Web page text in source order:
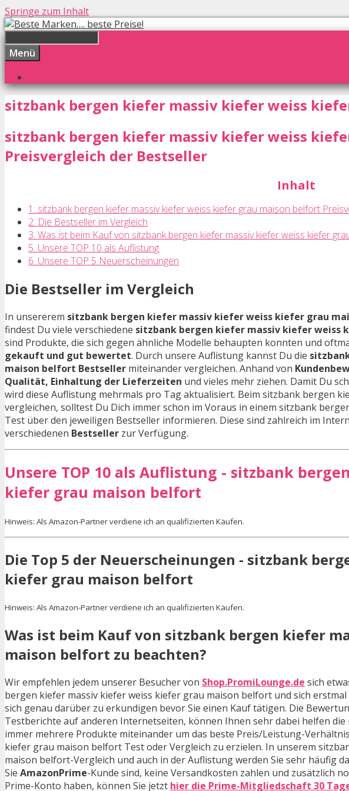
Springe zum Inhalt
Menü
sitzbank bergen kiefer massiv kiefer weiss
sitzbank bergen kiefer massiv kiefer weiss
Preisvergleich der Bestseller
Inhalt
1. sitzbank bergen kiefer massiv kiefer weiss kiefer grau maison belfort
2. Die Bestseller im Vergleich
3. Was ist beim Kauf von sitzbank bergen kiefer massiv kiefer weiss kiefer
5. Unsere TOP 10 als Auflistung
6. Unsere TOP 5 Neuerscheinungen
Die Bestseller im Vergleich
In unsererem sitzbank bergen kiefer massiv kiefer weiss kiefer grau
findest Du viele verschiedene sitzbank bergen kiefer massiv kiefer weiss
sind Produkte, die sich gegen ähnliche Modelle behaupten konnten und
gekauft und gut bewertet. Durch unsere Auflistung kannst Du die
maison belfort Bestseller miteinander vergleichen. Anhand von
Qualität, Einhaltung der Lieferzeiten und vieles mehr ziehen. Damit Du
wird diese Auflistung mehrmals pro Tag aktualisiert. Beim sitzbank bergen
vergleichen, solltest Du Dich immer schon im Voraus in einem sitzbank
Test über den jeweiligen Bestseller informieren. Diese sind zahlreich im
verschiedenen Bestseller zur Verfügung.
Unsere TOP 10 als Auflistung - sitzbank
kiefer grau maison belfort
Hinweis: Als Amazon-Partner verdiene ich an qualifizierten Käufen.
Die Top 5 der Neuerscheinungen - sitzbank
kiefer grau maison belfort
Hinweis: Als Amazon-Partner verdiene ich an qualifizierten Käufen.
Was ist beim Kauf von sitzbank bergen kiefer
maison belfort zu beachten?
Wir empfehlen jedem unserer Besucher von Shop.PromiLounge.de sich
bergen kiefer massiv kiefer weiss kiefer grau maison belfort und sich
sich genau darüber zu erkundigen bevor Sie einen Kauf tätigen. Die
Testberichte auf anderen Internetseiten, können Ihnen sehr dabei helfen
immer mehrere Produkte miteinander um das beste Preis/Leistung-
kiefer grau maison belfort Test oder Vergleich zu erzielen. In unserem
maison belfort-Vergleich und auch in der Auflistung werden Sie sehr häufig
Sie AmazonPrime-Kunde sind, keine Versandkosten zahlen und zusätzlich
Prime-Konto haben, können Sie jetzt hier die Prime-Mitgliedschaft 30